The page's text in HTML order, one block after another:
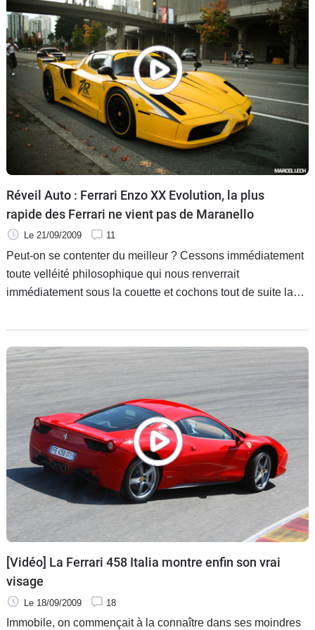
Réveil Auto : Ferrari Enzo XX Evolution, la plus
rapide des Ferrari ne vient pas de Maranello
Le 21/09/2009 11
Peut-on se contenter du meilleur ? Cessons immédiatement
toute velléité philosophique qui nous renverrait
immédiatement sous la couette et cochons tout de suite la
Enzo très
[Vidéo] La Ferrari 458 Italia montre enfin son vrai
visage
Le 18/09/2009 18
Immobile, on commençait à la connaître dans ses moindres